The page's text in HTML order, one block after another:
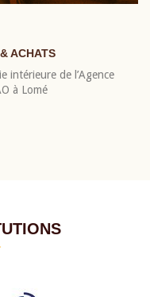
ACHATS
intérieure de l’Agence
à Lomé